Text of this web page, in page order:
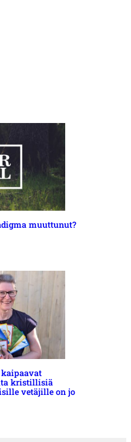
muuttunut?
kristillisiä
vetäjille on jo